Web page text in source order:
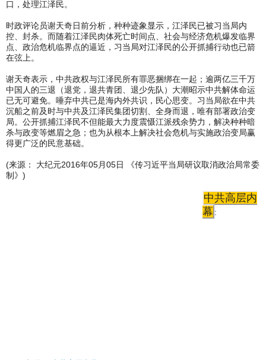
口，处理江泽民。
时政评论员谢天奇日前分析，种种迹象显示，江泽民已被习当局内
控、封杀。而随着江泽民肉体死亡时间点、社会与经济危机爆发临界
点、政治危机临界点的逼近，习当局对江泽民的公开抓捕行动也已箭
在弦上。
谢天奇表示，中共政权与江泽民所有罪恶捆绑在一起；逾两亿三千万
中国人的三退（退党，退共青团、退少先队）大潮昭示中共解体命运
已无可避免。唾弃中共已是海内外共识，民心思变。习当局欲在中共
沉船之前及时与中共及江泽民集团切割、全身而退，唯有部署政治变
局。公开抓捕江泽民不但能最大力度震慑江派残余势力，解决种种暗
杀与政变等燃眉之急；也为从根本上解决社会危机与实施政治变局赢
得更广泛的民意基础。
(来源： 大纪元2016年05月05日 《传习近平当局研议取消政治局常委
制》)
中共高层内
幕 :